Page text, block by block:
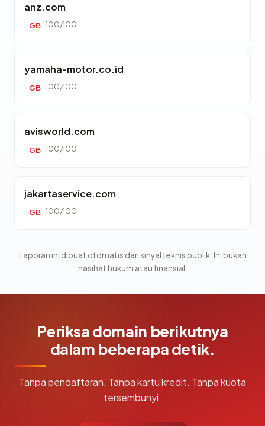
anz.com
GB 100/100
yamaha-motor.co.id
GB 100/100
avisworld.com
GB 100/100
jakartaservice.com
GB 100/100
Laporan ini dibuat otomatis dari sinyal teknis publik. Ini bukan
nasihat hukum atau finansial.
Periksa domain berikutnya
dalam beberapa detik.
Tanpa pendaftaran. Tanpa kartu kredit. Tanpa kuota
tersembunyi.